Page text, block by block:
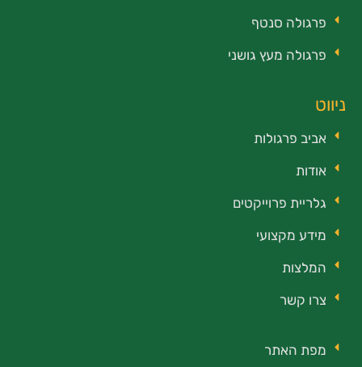
ניווט
אביב פרגולות
אודות
גלריית פרוייקטים
מידע מקצועי
המלצות
צרו קשר
מפת האתר
פרגולה סנטף
פרגולה מעץ גושני